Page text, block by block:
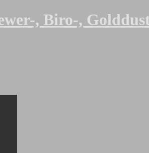
, Biro-,